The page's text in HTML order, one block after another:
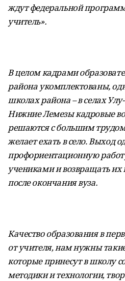
ждут федеральной
учитель».
В целом кадрами
района укомплектованы,
школах района – в селах
Нижние Лемезы кадровые
решаются с большим
желает ехать в село. Выход
профориентационную
учениками и возвращать
после окончания вуза.
Качество образования в
от учителя, нам нужны
которые принесут в школу
методики и технологии,